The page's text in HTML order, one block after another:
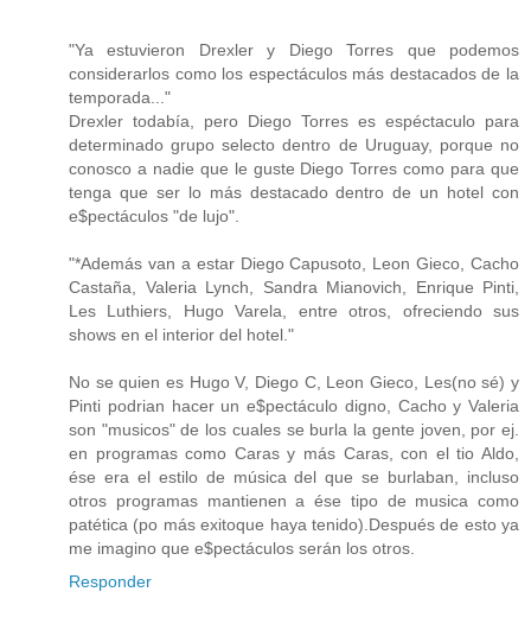
"Ya estuvieron Drexler y Diego Torres que podemos
considerarlos como los espectáculos más destacados de la
temporada..."
Drexler todabía, pero Diego Torres es espéctaculo para
determinado grupo selecto dentro de Uruguay, porque no
conosco a nadie que le guste Diego Torres como para que
tenga que ser lo más destacado dentro de un hotel con
e$pectáculos "de lujo".
"*Además van a estar Diego Capusoto, Leon Gieco, Cacho
Castaña, Valeria Lynch, Sandra Mianovich, Enrique Pinti,
Les Luthiers, Hugo Varela, entre otros, ofreciendo sus
shows en el interior del hotel."
No se quien es Hugo V, Diego C, Leon Gieco, Les(no sé) y
Pinti podrian hacer un e$pectáculo digno, Cacho y Valeria
son "musicos" de los cuales se burla la gente joven, por ej.
en programas como Caras y más Caras, con el tio Aldo,
ése era el estilo de música del que se burlaban, incluso
otros programas mantienen a ése tipo de musica como
patética (po más exitoque haya tenido).Después de esto ya
me imagino que e$pectáculos serán los otros.
Responder